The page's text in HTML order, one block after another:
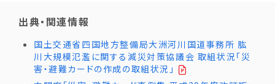
出典・関連情報
国土交通省四国地方整備局大洲河川国道事務所 肱
川大規模氾濫に関する減災対策協議会 取組状況「災
害・避難カードの作成の取組状況」